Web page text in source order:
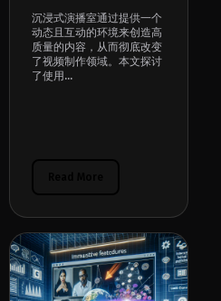
沉浸式演播室通过提供一个
动态且互动的环境来创造高
质量的内容，从而彻底改变
了视频制作领域。本文探讨
了使用...